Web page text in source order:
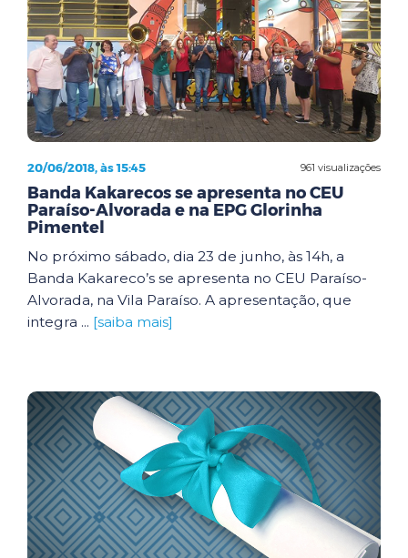
961 visualizações
20/06/2018, às 15:45
Banda Kakarecos se apresenta no CEU
Paraíso-Alvorada e na EPG Glorinha
Pimentel
No próximo sábado, dia 23 de junho, às 14h, a
Banda Kakareco’s se apresenta no CEU Paraíso-
Alvorada, na Vila Paraíso. A apresentação, que
integra ... [saiba mais]